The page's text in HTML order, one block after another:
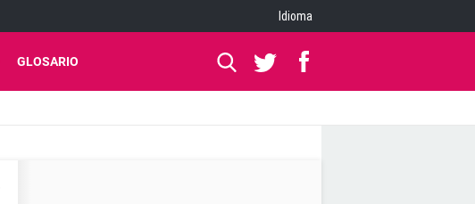
Idioma
GLOSARIO